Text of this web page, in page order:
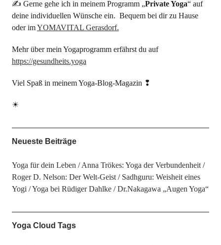
✍ Gerne gehe ich in meinem Programm „Private Yoga“ auf
deine individuellen Wünsche ein. Bequem bei dir zu Hause
oder imYOMAVITAL Gerasdorf.
Mehr über mein Yogaprogramm erfährst du auf
https://gesundheits.yoga
Viel Spaß in meinem Yoga-Blog-Magazin ❢
☀
Neueste Beiträge
Yoga für dein Leben
Anna Trökes: Yoga der Verbundenheit
Roger D. Nelson: Der Welt-Geist
Sadhguru: Weisheit eines
Yogi
Yoga bei Rüdiger Dahlke Dr.Nakagawa „Augen Yoga“
Yoga Cloud Tags